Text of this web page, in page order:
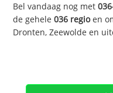
Bel vandaag nog met
de gehele036 regioen
Dronten, Zeewolde en